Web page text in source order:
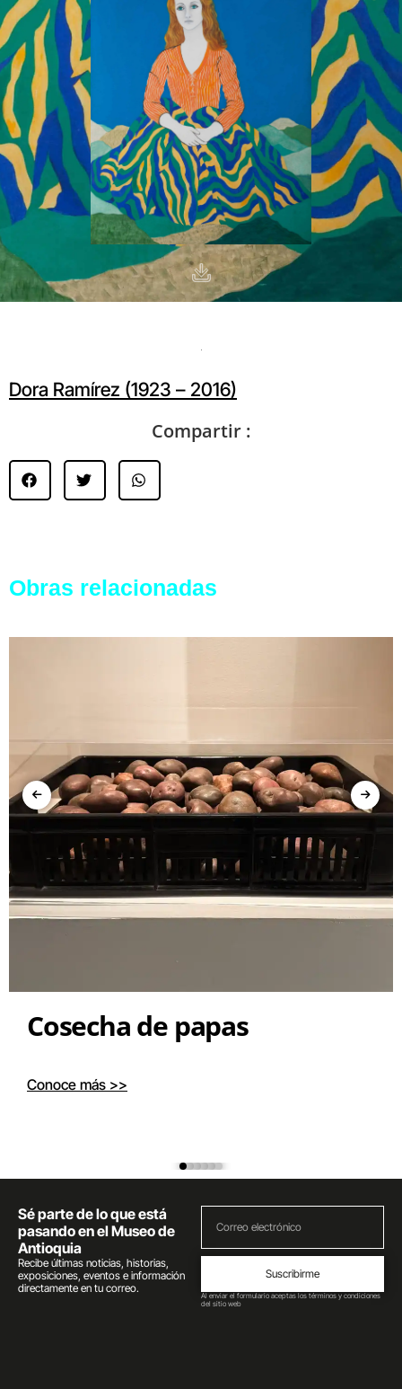
Dora Ramírez (1923 – 2016)
Compartir :
Obras relacionadas
Cosecha de papas
Conoce más >>
Sé parte de lo que está
pasando en el Museo de
Antioquia
Recibe últimas noticias, historias,
exposiciones, eventos e información
directamente en tu correo.
Suscribirme
Al enviar el formulario aceptas los términos y condiciones
del sitio web